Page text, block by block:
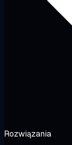
Rozwiązania